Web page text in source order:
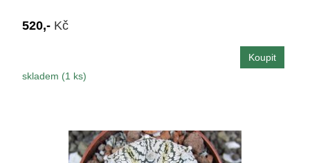
520,- Kč
skladem (1 ks)